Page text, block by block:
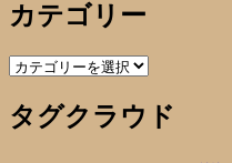
カ
イ
ブ
カテゴリー
カ
ゴ
リ
タグクラウド